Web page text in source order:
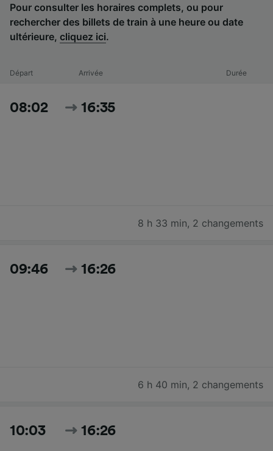
Pour consulter les horaires complets, ou pour
rechercher des billets de train à une heure ou date
ultérieure, cliquez ici.
Départ Arrivée Durée
08:02 16:35
8 h 33 min, 2 changements
09:46 16:26
6 h 40 min, 2 changements
10:03 16:26